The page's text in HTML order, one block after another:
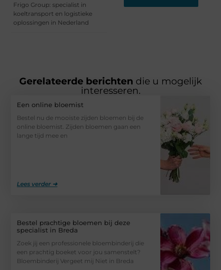
Frigo Group: specialist in
koeltransport en logistieke
oplossingen in Nederland
Gerelateerde berichten die u mogelijk
interesseren.
Een online bloemist
Bestel nu de mooiste zijden bloemen bij de
online bloemist. Zijden bloemen gaan een
lange tijd mee en
Lees verder ➜
Bestel prachtige bloemen bij deze
specialist in Breda
Zoek jij een professionele bloembinderij die
een prachtig boeket voor jou samenstelt?
Bloembinderij Vergeet mij Niet in Breda